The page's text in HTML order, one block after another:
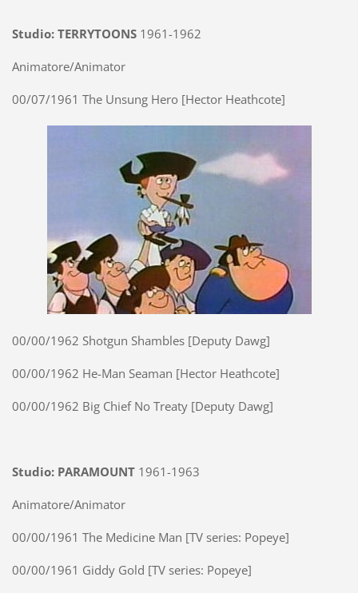
Studio: TERRYTOONS 1961-1962
Animatore/Animator
00/07/1961 The Unsung Hero [Hector Heathcote]
00/00/1962 Shotgun Shambles [Deputy Dawg]
00/00/1962 He-Man Seaman [Hector Heathcote]
00/00/1962 Big Chief No Treaty [Deputy Dawg]
Studio: PARAMOUNT 1961-1963
Animatore/Animator
00/00/1961 The Medicine Man [TV series: Popeye]
00/00/1961 Giddy Gold [TV series: Popeye]